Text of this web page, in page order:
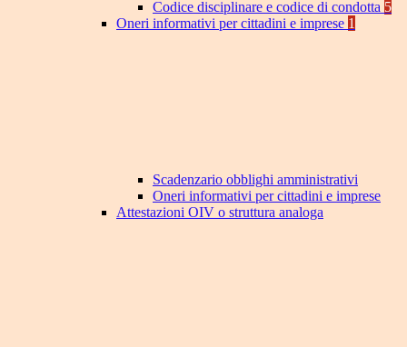
Codice disciplinare e codice di condotta 5
Oneri informativi per cittadini e imprese 1
Scadenzario obblighi amministrativi
Oneri informativi per cittadini e imprese
Attestazioni OIV o struttura analoga